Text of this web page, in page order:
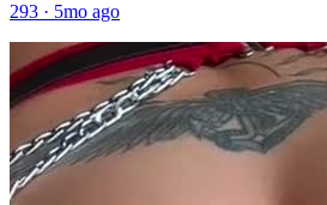
293 · 5mo ago